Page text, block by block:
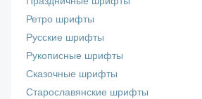
Ретро шрифты
Русские шрифты
Рукописные шрифты
Сказочные шрифты
Старославянские шрифты